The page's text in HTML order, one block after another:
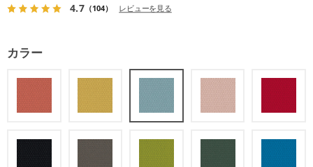
4.7（104） レビューを見る
カラー